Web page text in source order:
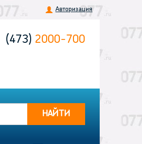
Авторизация
(473) 2000-700
НАЙТИ